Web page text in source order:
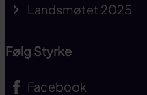
Landsmøtet 2025
Følg Styrke
Facebook